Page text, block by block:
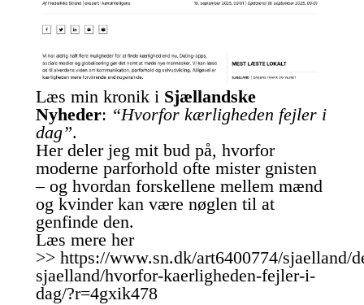
Læs min kronik i Sjællandske
Nyheder: “Hvorfor kærligheden fejler i
dag”.
Her deler jeg mit bud på, hvorfor
moderne parforhold ofte mister gnisten
– og hvordan forskellene mellem mænd
og kvinder kan være nøglen til at
genfinde den.
Læs mere her
>> https://www.sn.dk/art6400774/sjaelland/
sjaelland/hvorfor-kaerligheden-fejler-i-
dag/?r=4gxik478